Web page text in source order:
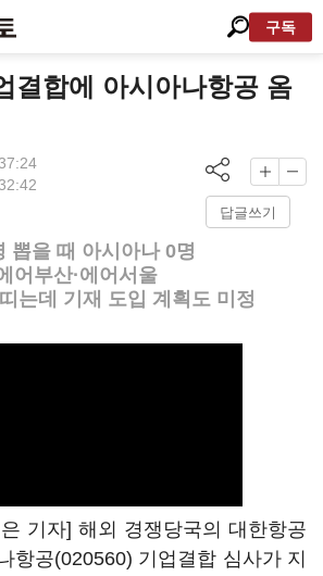
구독
결합에 아시아나항공 옴
답글쓰기
뽑을 때 아시아나 0명
어부산·에어서울
는데 기재 도입 계획도 미정
기자] 해외 경쟁당국의 대한항공
항공(020560) 기업결합 심사가 지